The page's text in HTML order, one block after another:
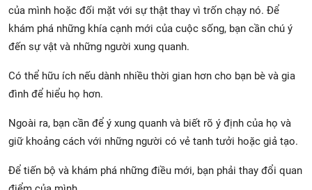
của mình hoặc đối mặt với sự thật thay vì trốn chạy nó. Để
khám phá những khía cạnh mới của cuộc sống, bạn cần chú ý
đến sự vật và những người xung quanh.
Có thể hữu ích nếu dành nhiều thời gian hơn cho bạn bè và gia
đình để hiểu họ hơn.
Ngoài ra, bạn cần để ý xung quanh và biết rõ ý định của họ và
giữ khoảng cách với những người có vẻ tanh tưởi hoặc giả tạo.
Để tiến bộ và khám phá những điều mới, bạn phải thay đổi quan